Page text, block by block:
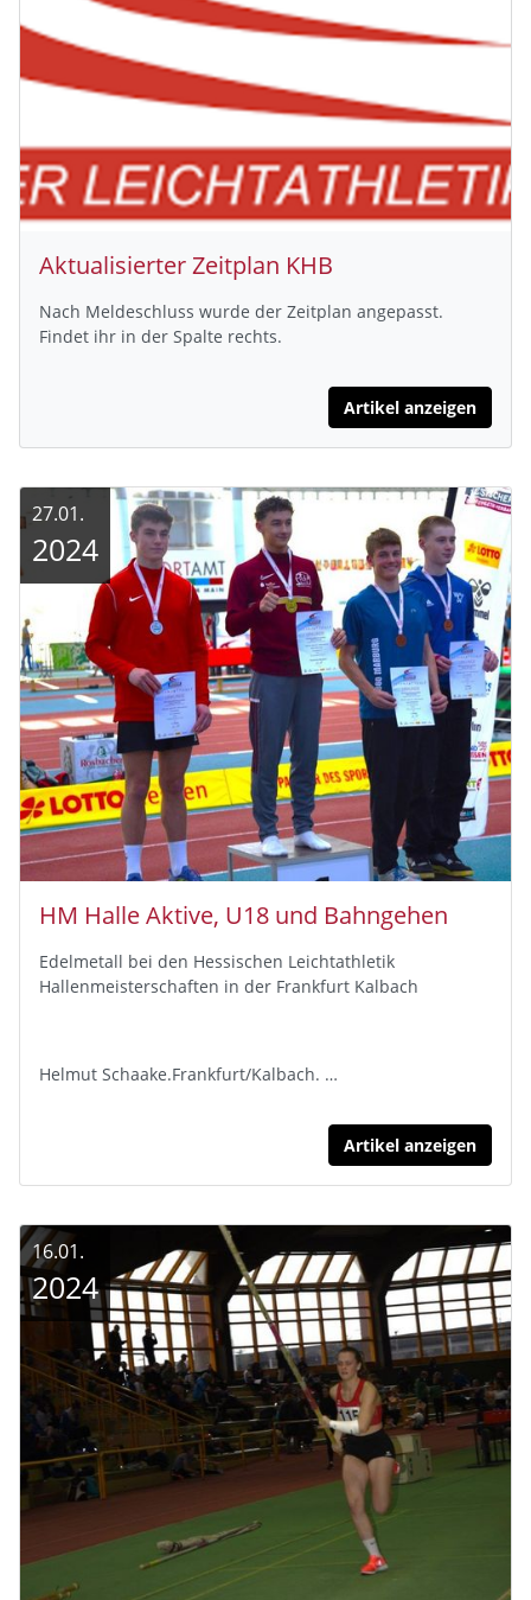
Aktualisierter Zeitplan KHB
Nach Meldeschluss wurde der Zeitplan angepasst.
Findet ihr in der Spalte rechts.
Artikel anzeigen
HM Halle Aktive, U18 und Bahngehen
Edelmetall bei den Hessischen Leichtathletik
Hallenmeisterschaften in der Frankfurt Kalbach
Helmut Schaake.Frankfurt/Kalbach. …
Artikel anzeigen
27.01.
2024
16.01.
2024